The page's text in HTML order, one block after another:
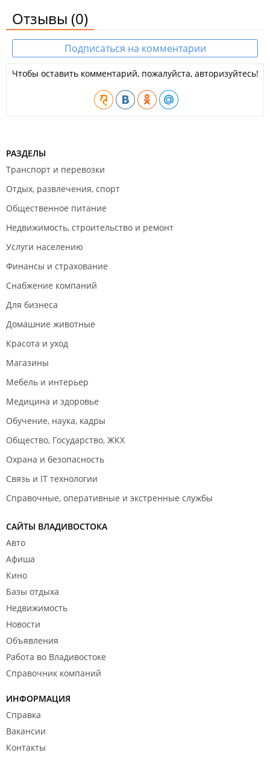
Отзывы (0)
Подписаться на комментарии
Чтобы оставить комментарий, пожалуйста, авторизуйтесь!
РАЗДЕЛЫ
Транспорт и перевозки
Отдых, развлечения, спорт
Общественное питание
Недвижимость, строительство и ремонт
Услуги населению
Финансы и страхование
Снабжение компаний
Для бизнеса
Домашние животные
Красота и уход
Магазины
Мебель и интерьер
Медицина и здоровье
Обучение, наука, кадры
Общество, Государство, ЖКХ
Охрана и безопасность
Связь и IT технологии
Справочные, оперативные и экстренные службы
САЙТЫ ВЛАДИВОСТОКА
Авто
Афиша
Кино
Базы отдыха
Недвижимость
Новости
Объявления
Работа во Владивостоке
Справочник компаний
ИНФОРМАЦИЯ
Справка
Вакансии
Контакты